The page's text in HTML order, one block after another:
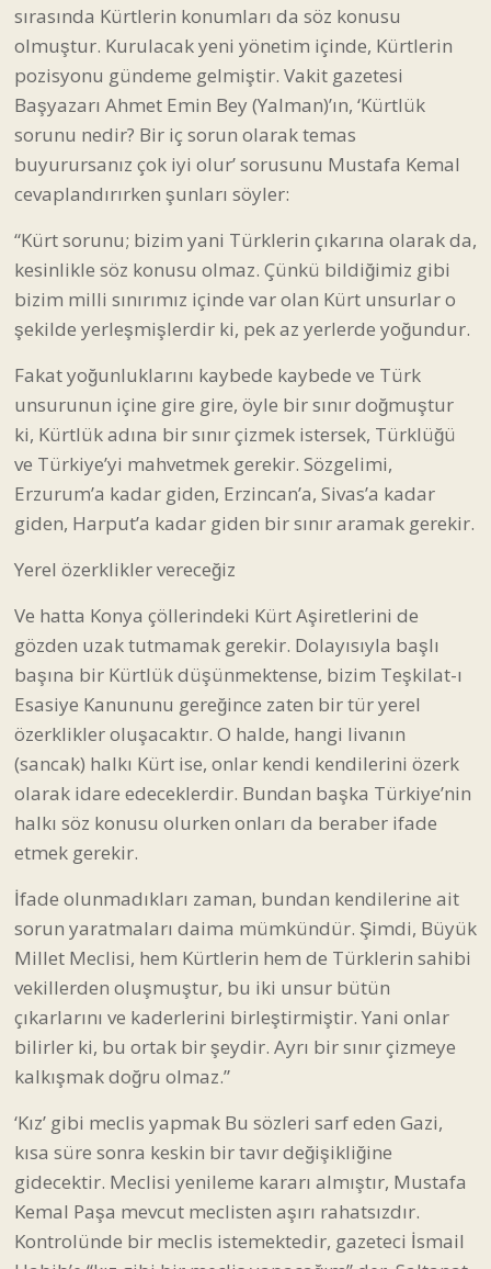
sırasında Kürtlerin konumları da söz konusu
olmuştur. Kurulacak yeni yönetim içinde, Kürtlerin
pozisyonu gündeme gelmiştir. Vakit gazetesi
Başyazarı Ahmet Emin Bey (Yalman)’ın, ‘Kürtlük
sorunu nedir? Bir iç sorun olarak temas
buyurursanız çok iyi olur’ sorusunu Mustafa Kemal
cevaplandırırken şunları söyler:
“Kürt sorunu; bizim yani Türklerin çıkarına olarak da,
kesinlikle söz konusu olmaz. Çünkü bildiğimiz gibi
bizim milli sınırımız içinde var olan Kürt unsurlar o
şekilde yerleşmişlerdir ki, pek az yerlerde yoğundur.
Fakat yoğunluklarını kaybede kaybede ve Türk
unsurunun içine gire gire, öyle bir sınır doğmuştur
ki, Kürtlük adına bir sınır çizmek istersek, Türklüğü
ve Türkiye’yi mahvetmek gerekir. Sözgelimi,
Erzurum’a kadar giden, Erzincan’a, Sivas’a kadar
giden, Harput’a kadar giden bir sınır aramak gerekir.
Yerel özerklikler vereceğiz
Ve hatta Konya çöllerindeki Kürt Aşiretlerini de
gözden uzak tutmamak gerekir. Dolayısıyla başlı
başına bir Kürtlük düşünmektense, bizim Teşkilat-ı
Esasiye Kanununu gereğince zaten bir tür yerel
özerklikler oluşacaktır. O halde, hangi livanın
(sancak) halkı Kürt ise, onlar kendi kendilerini özerk
olarak idare edeceklerdir. Bundan başka Türkiye’nin
halkı söz konusu olurken onları da beraber ifade
etmek gerekir.
İfade olunmadıkları zaman, bundan kendilerine ait
sorun yaratmaları daima mümkündür. Şimdi, Büyük
Millet Meclisi, hem Kürtlerin hem de Türklerin sahibi
vekillerden oluşmuştur, bu iki unsur bütün
çıkarlarını ve kaderlerini birleştirmiştir. Yani onlar
bilirler ki, bu ortak bir şeydir. Ayrı bir sınır çizmeye
kalkışmak doğru olmaz.”
‘Kız’ gibi meclis yapmak Bu sözleri sarf eden Gazi,
kısa süre sonra keskin bir tavır değişikliğine
gidecektir. Meclisi yenileme kararı almıştır, Mustafa
Kemal Paşa mevcut meclisten aşırı rahatsızdır.
Kontrolünde bir meclis istemektedir, gazeteci İsmail